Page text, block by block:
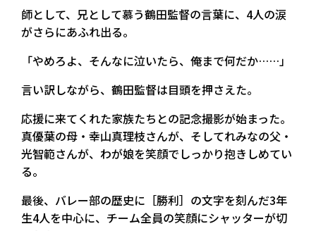
師として、兄として慕う鶴田監督の言葉に、4人の涙
がさらにあふれ出る。
「やめろよ、そんなに泣いたら、俺まで何だか……」
言い訳しながら、鶴田監督は目頭を押さえた。
応援に来てくれた家族たちとの記念撮影が始まった。
真優葉の母・幸山真理枝さんが、そしてれみなの父・
光智範さんが、わが娘を笑顔でしっかり抱きしめてい
る。
最後、バレー部の歴史に［勝利］の文字を刻んだ3年
生4人を中心に、チーム全員の笑顔にシャッターが切